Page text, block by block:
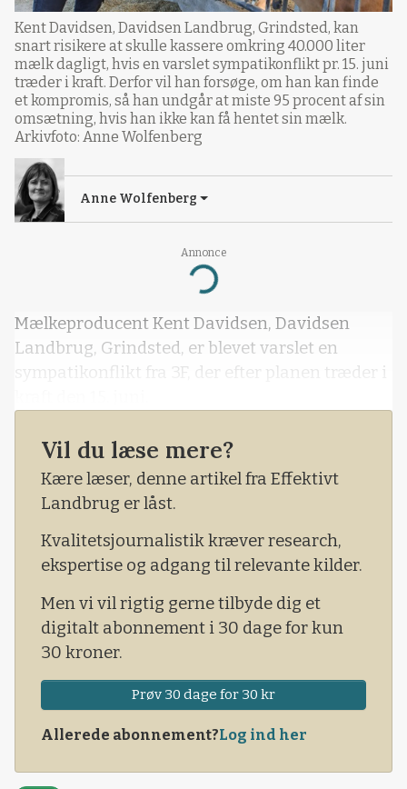
Annonce
Loading...
Kent Davidsen, Davidsen Landbrug, Grindsted, kan
snart risikere at skulle kassere omkring 40.000 liter
mælk dagligt, hvis en varslet sympatikonflikt pr. 15. juni
træder i kraft. Derfor vil han forsøge, om han kan finde
et kompromis, så han undgår at miste 95 procent af sin
omsætning, hvis han ikke kan få hentet sin mælk.
Arkivfoto: Anne Wolfenberg
Anne Wolfenberg
Mælkeproducent Kent Davidsen, Davidsen
Landbrug, Grindsted, er blevet varslet en
sympatikonflikt fra 3F, der efter planen træder i
Vil du læse mere?
Kære læser, denne artikel fra Effektivt
Landbrug er låst.
Kvalitetsjournalistik kræver research,
ekspertise og adgang til relevante kilder.
Men vi vil rigtig gerne tilbyde dig et
digitalt abonnement i 30 dage for kun
30 kroner.
Prøv 30 dage for 30 kr
Allerede abonnement?Log ind her